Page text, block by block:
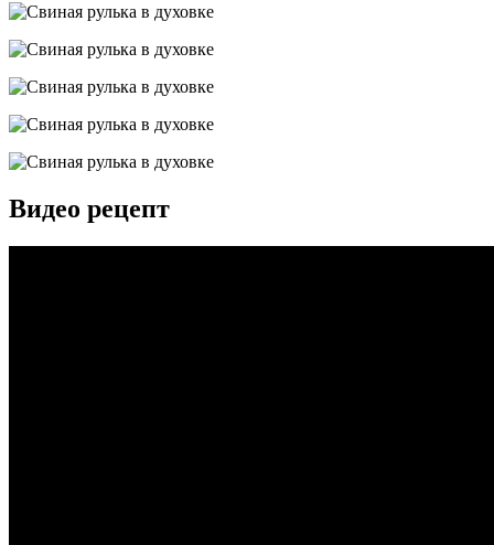
Видео рецепт